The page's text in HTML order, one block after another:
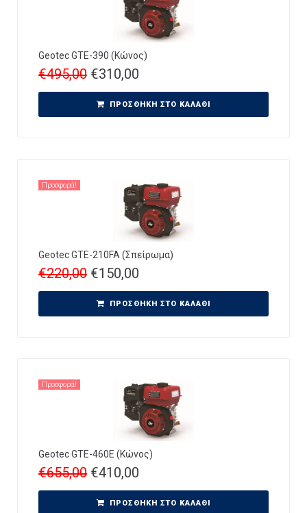
Geotec GTE-390 (Κώνος)
€495,00 €310,00
ΠΡΟΣΘΉΚΗ ΣΤΟ ΚΑΛΆΘΙ
Προσφορά!
Geotec GTE-210FA (Σπείρωμα)
€220,00 €150,00
ΠΡΟΣΘΉΚΗ ΣΤΟ ΚΑΛΆΘΙ
Προσφορά!
Geotec GTE-460E (Κώνος)
€655,00 €410,00
ΠΡΟΣΘΉΚΗ ΣΤΟ ΚΑΛΆΘΙ